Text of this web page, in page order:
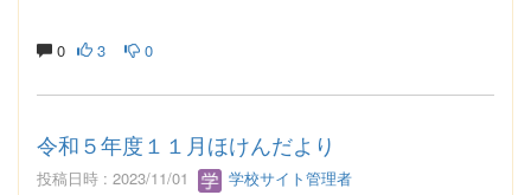
0 3 0
令和５年度１１月ほけんだより
投稿日時 : 2023/11/01 学校サイト管理者